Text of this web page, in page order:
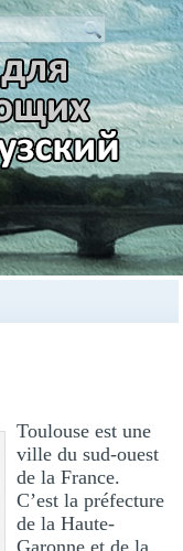
Toulouse est une
ville du sud-ouest
de la France.
C’est la préfecture
de la Haute-
Garonne et de la